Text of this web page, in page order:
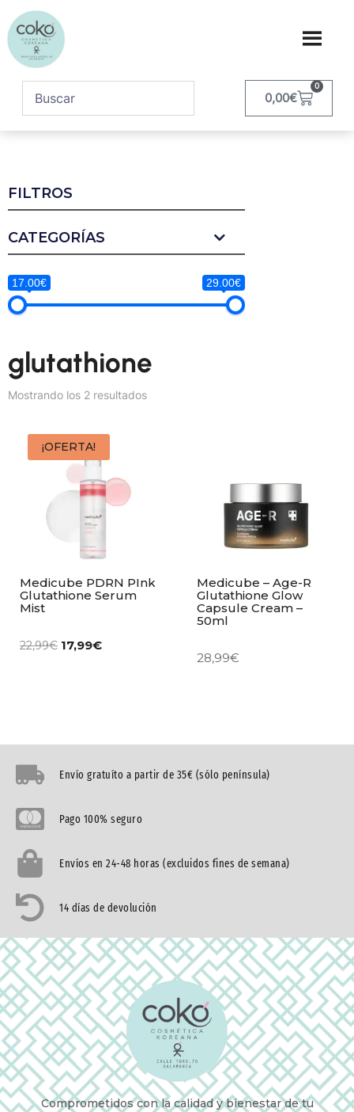
0,00€
0
FILTROS
CATEGORÍAS
17.00€ 29.00€
glutathione
Mostrando los 2 resultados
¡OFERTA!
Medicube PDRN PInk
Glutathione Serum
Mist
22,99€ 17,99€
Medicube – Age-R
Glutathione Glow
Capsule Cream –
50ml
28,99€
Envío gratuíto a partir de 35€ (sólo península)
Pago 100% seguro
Envíos en 24-48 horas (excluidos fines de semana)
14 días de devolución
Comprometidos con la calidad y bienestar de tu